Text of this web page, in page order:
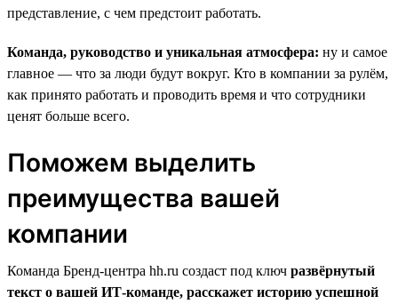
представление, с чем предстоит работать.
Команда, руководство и уникальная атмосфера: ну и самое
главное — что за люди будут вокруг. Кто в компании за рулём,
как принято работать и проводить время и что сотрудники
ценят больше всего.
Поможем выделить
преимущества вашей
компании
Команда Бренд-центра hh.ru создаст под ключ развёрнутый
текст о вашей ИТ-команде, расскажет историю успешной